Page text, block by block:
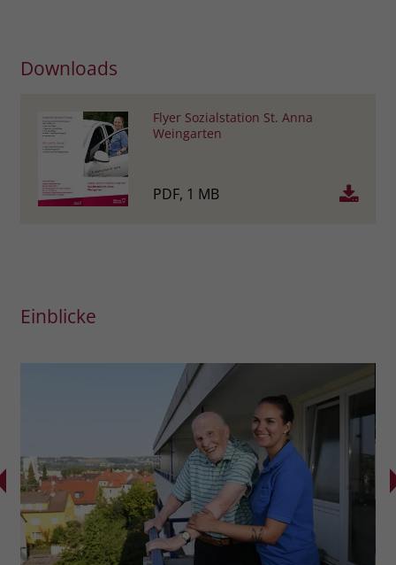
Downloads
Flyer Sozialstation St. Anna
Weingarten
PDF, 1 MB
Einblicke